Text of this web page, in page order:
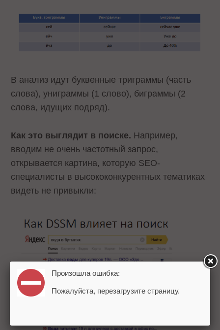
В анализ идут буквенные триграммы (часть
слова), униграммы (1 слово), биграммы (2
слова, идущих подряд).
Как это выглядит в поиске. Например,
вводим не очень частотный запрос,
открывается картина, которую SEO-
специалисты в высококонкурентных тематиках
видеть не привыкли:
Произошла ошибка:
Пожалуйста, перезагрузите страницу.